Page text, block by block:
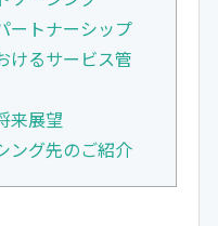
ートナーシップ
けるサービス管
来展望
ング先のご紹介